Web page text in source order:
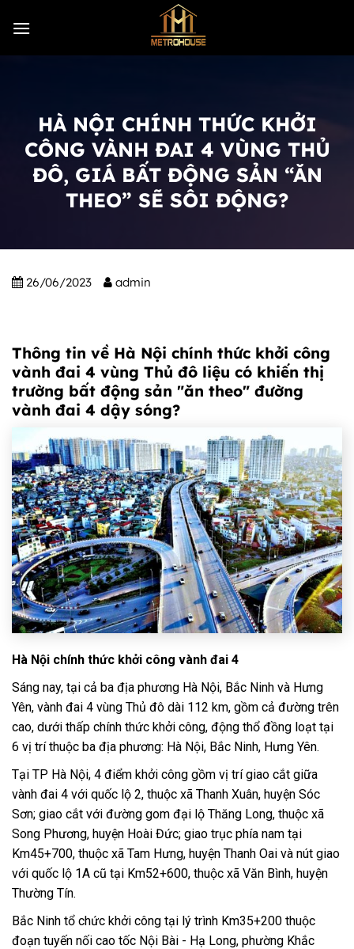
HÀ NỘI CHÍNH THỨC KHỞI
CÔNG VÀNH ĐAI 4 VÙNG THỦ
ĐÔ, GIÁ BẤT ĐỘNG SẢN “ĂN
THEO” SẼ SÔI ĐỘNG?
26/06/2023 admin
Thông tin về Hà Nội chính thức khởi công
vành đai 4 vùng Thủ đô liệu có khiến thị
trường bất động sản "ăn theo" đường
vành đai 4 dậy sóng?
Hà Nội chính thức khởi công vành đai 4
Sáng nay, tại cả ba địa phương Hà Nội, Bắc Ninh và Hưng
Yên, vành đai 4 vùng Thủ đô dài 112 km, gồm cả đường trên
cao, dưới thấp chính thức khởi công, động thổ đồng loạt tại
6 vị trí thuộc ba địa phương: Hà Nội, Bắc Ninh, Hưng Yên.
Tại TP Hà Nội, 4 điểm khởi công gồm vị trí giao cắt giữa
vành đai 4 với quốc lộ 2, thuộc xã Thanh Xuân, huyện Sóc
Sơn; giao cắt với đường gom đại lộ Thăng Long, thuộc xã
Song Phương, huyện Hoài Đức; giao trục phía nam tại
Km45+700, thuộc xã Tam Hưng, huyện Thanh Oai và nút giao
với quốc lộ 1A cũ tại Km52+600, thuộc xã Văn Bình, huyện
Thường Tín.
Bắc Ninh tổ chức khởi công tại lý trình Km35+200 thuộc
đoạn tuyến nối cao tốc Nội Bài - Hạ Long, phường Khắc